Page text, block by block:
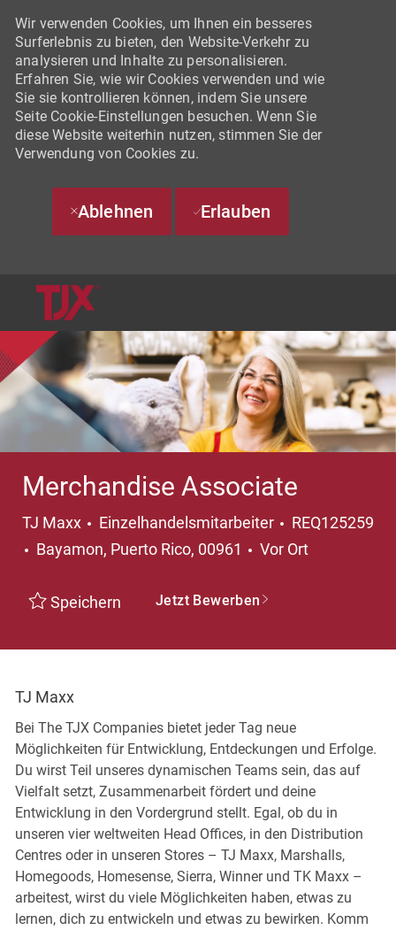
Wir verwenden Cookies, um Ihnen ein besseres
Surferlebnis zu bieten, den Website-Verkehr zu
analysieren und Inhalte zu personalisieren.
Erfahren Sie, wie wir Cookies verwenden und wie
Sie sie kontrollieren können, indem Sie unsere
Seite Cookie-Einstellungen besuchen. Wenn Sie
diese Website weiterhin nutzen, stimmen Sie der
Verwendung von Cookies zu.
Ablehnen Erlauben
Merchandise Associate
TJ Maxx Kategorie
Einzelhandelsmitarbeiter
REQ125259
Ort
Bayamon, Puerto Rico, 00961 Vor Ort
Speichern Jetzt Bewerben
TJ Maxx
Bei The TJX Companies bietet jeder Tag neue
Möglichkeiten für Entwicklung, Entdeckungen und Erfolge.
Du wirst Teil unseres dynamischen Teams sein, das auf
Vielfalt setzt, Zusammenarbeit fördert und deine
Entwicklung in den Vordergrund stellt. Egal, ob du in
unseren vier weltweiten Head Offices, in den Distribution
Centres oder in unseren Stores – TJ Maxx, Marshalls,
Homegoods, Homesense, Sierra, Winner und TK Maxx –
arbeitest, wirst du viele Möglichkeiten haben, etwas zu
lernen, dich zu entwickeln und etwas zu bewirken. Komm